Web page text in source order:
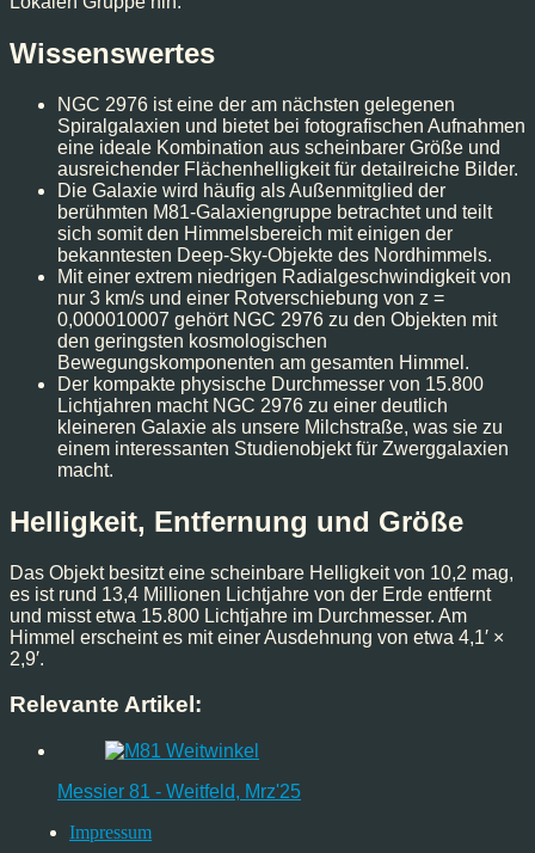
Wissenswertes
NGC 2976 ist eine der am nächsten gelegenen
Spiralgalaxien und bietet bei fotografischen Aufnahmen
eine ideale Kombination aus scheinbarer Größe und
ausreichender Flächenhelligkeit für detailreiche Bilder.
Die Galaxie wird häufig als Außenmitglied der
berühmten M81-Galaxiengruppe betrachtet und teilt
sich somit den Himmelsbereich mit einigen der
bekanntesten Deep-Sky-Objekte des Nordhimmels.
Mit einer extrem niedrigen Radialgeschwindigkeit von
nur 3 km/s und einer Rotverschiebung von z =
0,000010007 gehört NGC 2976 zu den Objekten mit
den geringsten kosmologischen
Bewegungskomponenten am gesamten Himmel.
Der kompakte physische Durchmesser von 15.800
Lichtjahren macht NGC 2976 zu einer deutlich
kleineren Galaxie als unsere Milchstraße, was sie zu
einem interessanten Studienobjekt für Zwerggalaxien
macht.
Helligkeit, Entfernung und Größe
Das Objekt besitzt eine scheinbare Helligkeit von 10,2 mag,
es ist rund 13,4 Millionen Lichtjahre von der Erde entfernt
und misst etwa 15.800 Lichtjahre im Durchmesser. Am
Himmel erscheint es mit einer Ausdehnung von etwa 4,1′ ×
2,9′.
Relevante Artikel:
Messier 81 - Weitfeld, Mrz'25
Impressum